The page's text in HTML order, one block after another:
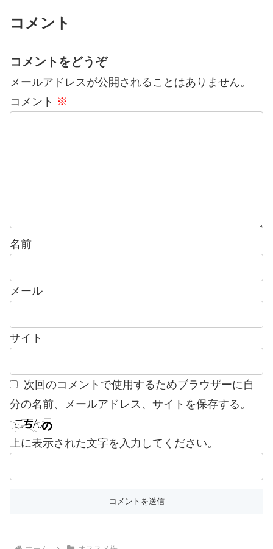
コメント
コメントをどうぞ
メールアドレスが公開されることはありません。
コメント ※
名前
メール
サイト
次回のコメントで使用するためブラウザーに自
分の名前、メールアドレス、サイトを保存する。
上に表示された文字を入力してください。